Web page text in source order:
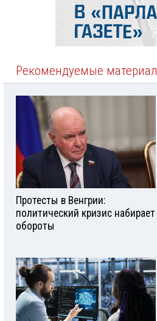
Рекомендуемые
Протесты в Венгрии:
политический кризис набирает
обороты